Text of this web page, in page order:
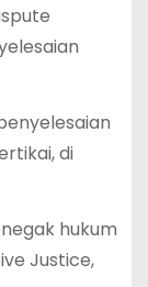
di
hukum
Justice,